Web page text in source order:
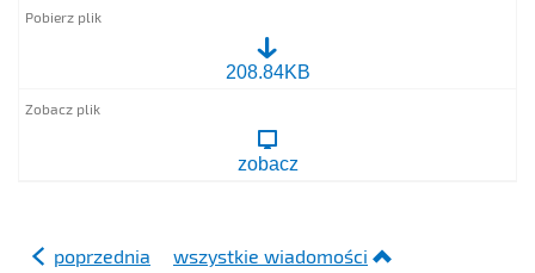
11
208.84KB
zobacz
poprzednia wszystkie wiadomości